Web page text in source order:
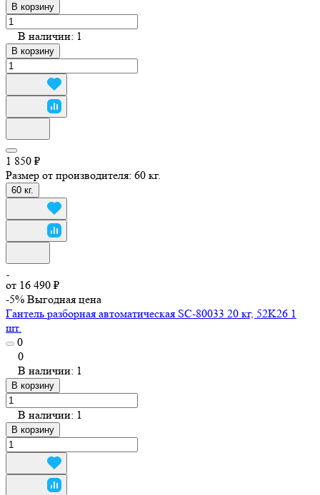
В корзину
В наличии: 1
В корзину
1 850 ₽
Размер от производителя: 60 кг.
60 кг.
от 16 490 ₽
-5% Выгодная цена
Гантель разборная автоматическая SC-80033 20 кг, 52K26 1
шт.
0
0
В наличии: 1
В корзину
В наличии: 1
В корзину